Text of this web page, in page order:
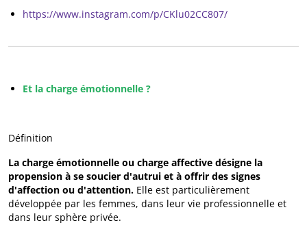
https://www.instagram.com/p/CKlu02CC807/
Et la charge émotionnelle ?
Définition
La charge émotionnelle ou charge affective désigne la
propension à se soucier d'autrui et à offrir des signes
d'affection ou d'attention. Elle est particulièrement
développée par les femmes, dans leur vie professionnelle et
dans leur sphère privée.